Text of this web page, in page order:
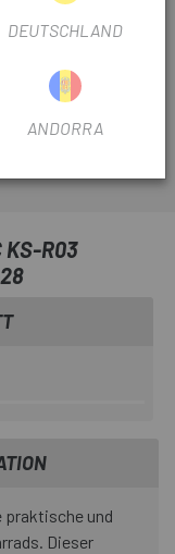
und stabil
die einfache
KS-R03
praktische und
Dieser
DEUTSCHLAND
ANDORRA